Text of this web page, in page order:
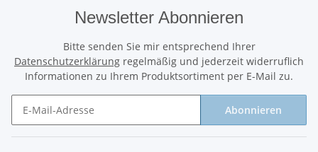
Newsletter Abonnieren
Bitte senden Sie mir entsprechend Ihrer
Datenschutzerklärung regelmäßig und jederzeit widerruflich
Informationen zu Ihrem Produktsortiment per E-Mail zu.
Abonnieren